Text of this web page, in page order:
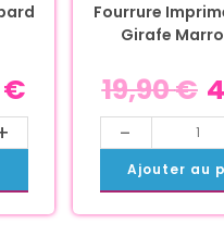
€
Fourrure
Girafe
19,90€
-
Ajouter au